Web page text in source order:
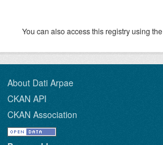
You can also access this registry using the
About Dati Arpae
CKAN API
CKAN Association